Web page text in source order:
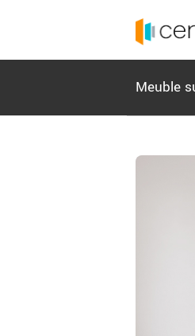
Meuble